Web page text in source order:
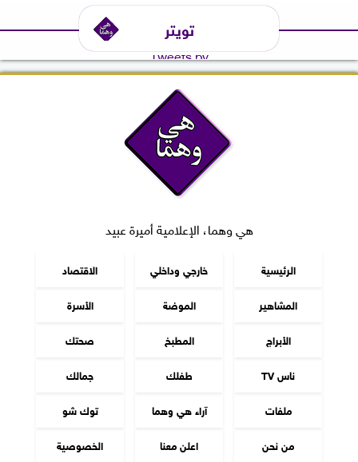
تويتر
Tweets by
هي وهما، الإعلامية أميرة عبيد
الرئيسية خارجي وداخلي
الاقتصاد
المشاهير
الموضة
الأسرة
الأبراج
المطبخ
صحتك
ناس TV
طفلك
جمالك
ملفات
آراء هي وهما
توك شو
من نحن
اعلن معنا الخصوصية